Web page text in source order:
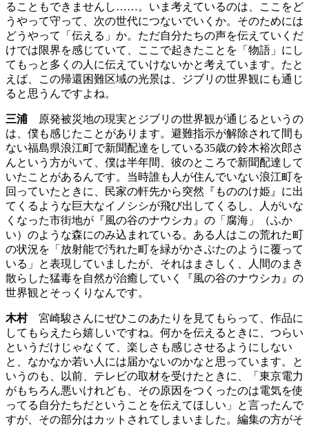
ることもできませんし……。いま考えているのは、ここをど
うやって守って、次の世代につないでいくか。そのためには
どうやって「伝える」か。ただ自分たちの声を伝えていくだ
けでは限界を感じていて、ここで起きたことを「物語」にし
てもっと多くの人に伝えていけないかと考えています。たと
えば、この帰還困難区域の光景は、ジブリの世界観にも通じ
ると思うんですよね。
三浦 原発被災地の現実とジブリの世界観が通じるというの
は、僕も感じたことがあります。避難指示が解除されて間も
ない福島県浪江町で新聞配達をしている35歳の鈴木裕次郎さ
んという方がいて、僕は半年間、彼のところで新聞配達して
いたことがあるんです。当時誰も人が住んでいない浪江町を
回っていたときに、民家の軒先から突然『もののけ姫』に出
てくるような巨大なイノシシが飛び出してくるし、人がいな
くなった市街地が『風の谷のナウシカ』の「腐海」（ふか
い）のような森にのみ込まれている。ある人はこの荒れた町
の状況を「放射能で汚れた町を緑がかさぶたのように覆って
いる」と表現していましたが、それはまさしく、人間のまき
散らした猛毒を自然が治癒していく『風の谷のナウシカ』の
世界観とそっくりなんです。
木村宮崎駿さんにぜひこのあたりを見てもらって、作品に
してもらえたら嬉しいですね。何かを伝えるときに、つらい
というだけじゃなくて、楽しさも感じさせるようにしない
と、なかなか若い人には届かないのかなと思っています。と
いうのも、以前、テレビの取材を受けたときに、「東京電力
がもちろん悪いけれども、その原因をつくったのは電気を使
ってる自分たちだということを伝えてほしい」と言ったんで
すが、その部分はカットされてしまいました。編集の方がそ